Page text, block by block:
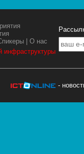
|О нас
инфраструктуры
-